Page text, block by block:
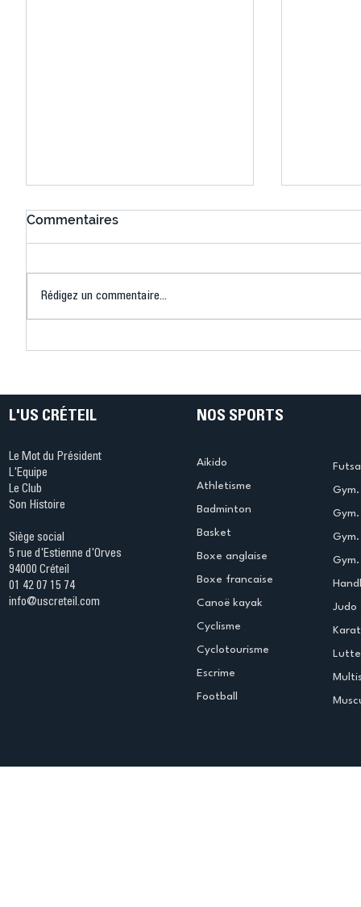
Ping ? Quand le tennis de
termine
Commentaires
Rédigez un commentaire...
L'US CRÉTEIL
Le Mot du Président
L'Equipe
Le Club
Son Histoire
Siège social
5 rue d'Estienne d'Orves
94000 Créteil
01 42 07 15 74
info@uscreteil.com
NOS SPORTS
Aikido
Athletisme
Badminton
Basket
Boxe anglaise
Boxe francaise
Canoë kayak
Cyclisme
Cyclotourisme
Escrime
Football
Judo
Lutte